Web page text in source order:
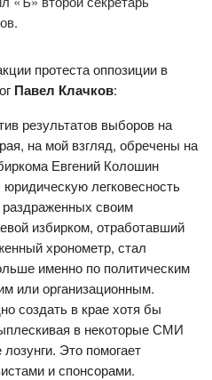
протеста оппозиции в
Павел Клачков:
результатов выборов на
на мой взгляд, обречены на
Евгений Колошин
легковесность
своим
избирком, отработавший
хронометр, стал
именно по политическим
или организационным.
создать в крае хотя бы
в некоторые СМИ
Это помогает
и спонсорами.